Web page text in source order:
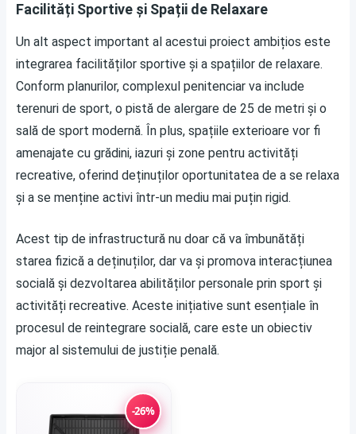
Facilități Sportive și Spații de Relaxare
Un alt aspect important al acestui proiect ambițios este
integrarea facilităților sportive și a spațiilor de relaxare.
Conform planurilor, complexul penitenciar va include
terenuri de sport, o pistă de alergare de 25 de metri și o
sală de sport modernă. În plus, spațiile exterioare vor fi
amenajate cu grădini, iazuri și zone pentru activități
recreative, oferind deținuților oportunitatea de a se relaxa
și a se menține activi într-un mediu mai puțin rigid.
Acest tip de infrastructură nu doar că va îmbunătăți
starea fizică a deținuților, dar va și promova interacțiunea
socială și dezvoltarea abilităților personale prin sport și
activități recreative. Aceste inițiative sunt esențiale în
procesul de reintegrare socială, care este un obiectiv
major al sistemului de justiție penală.
-26%